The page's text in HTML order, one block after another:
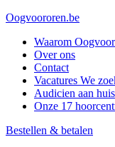
Oogvoororen.be
Waarom
Over ons
Contact
Vacatures We
Audicien aan huis
Onze 17
Bestellen & betalen